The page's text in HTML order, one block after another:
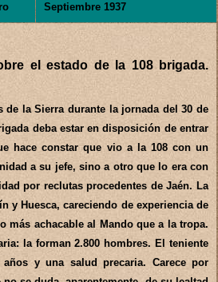
Septiembre 1937
el estado de la 108 brigada.
de la Sierra durante la jornada del 30 de
deba estar en disposición de entrar
hace constar que vio a la 108 con un
a su jefe, sino a otro que lo era con
por reclutas procedentes de Jaén. La
y Huesca, careciendo de experiencia de
achacable al Mando que a la tropa.
la forman 2.800 hombres. El teniente
y una salud precaria. Carece por